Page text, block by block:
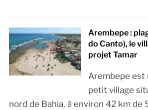
Arembepe :
do Canto), le
projet Tamar
Arembepe est
petit village
nord de Bahia, à environ 42 km de